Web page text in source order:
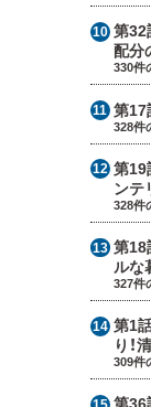
第32
配分
330件
第17
328件
第19
ンテ
328件
第18
ルな
327件
第1話
り！
309件